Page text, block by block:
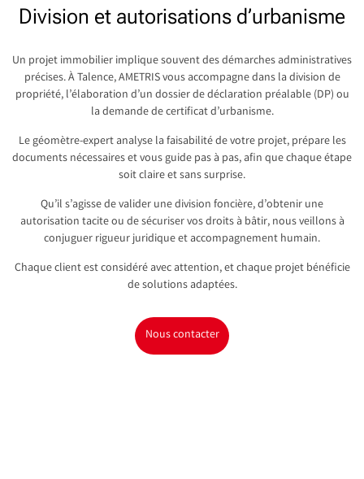
Division et autorisations d’urbanisme
Un projet immobilier implique souvent des démarches administratives
précises. À Talence, AMETRIS vous accompagne dans la division de
propriété, l’élaboration d’un dossier de déclaration préalable (DP) ou
la demande de certificat d’urbanisme.
Le géomètre-expert analyse la faisabilité de votre projet, prépare les
documents nécessaires et vous guide pas à pas, afin que chaque étape
soit claire et sans surprise.
Qu’il s’agisse de valider une division foncière, d’obtenir une
autorisation tacite ou de sécuriser vos droits à bâtir, nous veillons à
conjuguer rigueur juridique et accompagnement humain.
Chaque client est considéré avec attention, et chaque projet bénéficie
de solutions adaptées.
Nous contacter